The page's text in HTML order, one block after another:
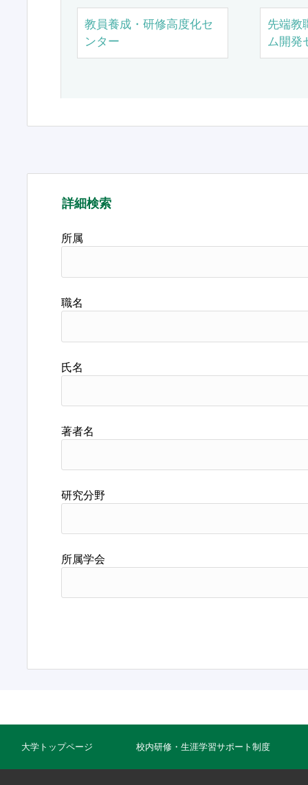
教員養成・研修高度化セ
ンター
先端教
ム開発
詳細検索
所属
職名
氏名
著者名
研究分野
所属学会
大学トップページ 校内研修・生涯学習サポート制度